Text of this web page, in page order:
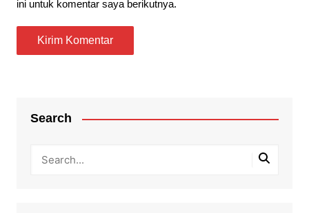
ini untuk komentar saya berikutnya.
Search